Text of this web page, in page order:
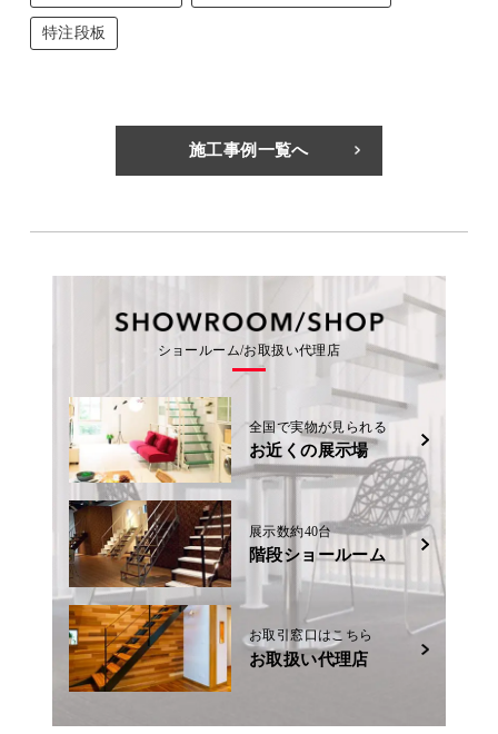
特注段板
施工事例一覧へ
ショールーム/お取扱い代理店
全国で実物が見られる
お近くの展示場
展示数約40台
階段ショールーム
お取引窓口はこちら
お取扱い代理店